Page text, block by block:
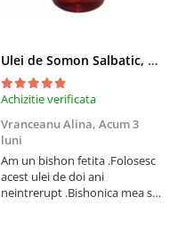
Ulei de Somon Salbatic, câini și pisici, piele si blană, BEST4PETS, 1l
Achizitie verificata
Vranceanu Alina, Acum 3
luni
Am un bishon fetita .Folosesc
acest ulei de doi ani
neintrerupt .Bishonica mea se